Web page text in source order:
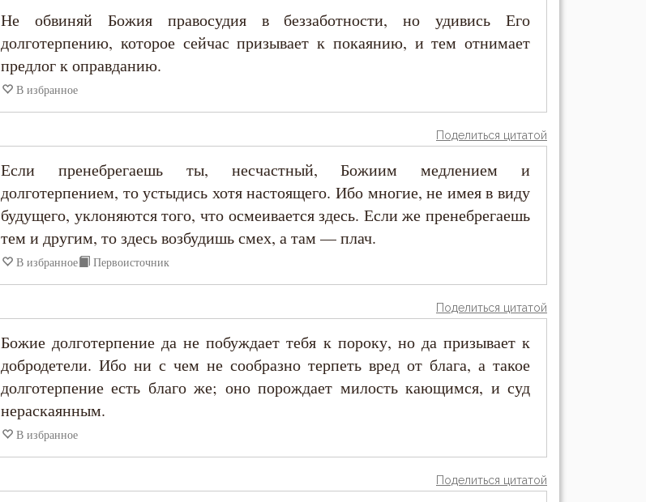
Не обвиняй Божия правосудия в беззаботности, но удивись Его
долготерпению, которое сейчас призывает к покаянию, и тем отнимает
предлог к оправданию.
В избранное
Поделиться цитатой
Если пренебрегаешь ты, несчастный, Божиим медлением и
долготерпением, то устыдись хотя настоящего. Ибо многие, не имея в виду
будущего, уклоняются того, что осмеивается здесь. Если же пренебрегаешь
тем и другим, то здесь возбудишь смех, а там — плач.
В избранное Первоисточник
Поделиться цитатой
Божие долготерпение да не побуждает тебя к пороку, но да призывает к
добродетели. Ибо ни с чем не сообразно терпеть вред от блага, а такое
долготерпение есть благо же; оно порождает милость кающимся, и суд
нераскаянным.
В избранное
Поделиться цитатой